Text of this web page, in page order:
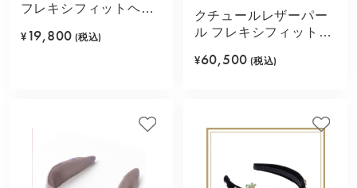
フレキシフィットヘア
¥ 19,800 (税込)
クチュールレザーパー
ル フレキシフィットヘ
¥60,500 (税込)